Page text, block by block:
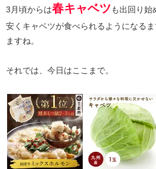
3月頃からは春キャベツも出回り始
安くキャベツが食べられるようになる
ますね。
それでは、今日はここまで。